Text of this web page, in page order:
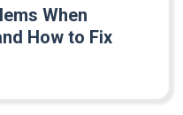
When
How to Fix